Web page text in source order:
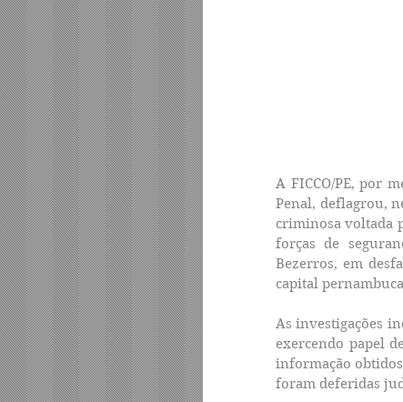
A FICCO/PE, por
Penal, deflagrou,
criminosa voltada
forças de
Bezerros, em
capital
As investigações
exercendo papel
informação
foram deferidas